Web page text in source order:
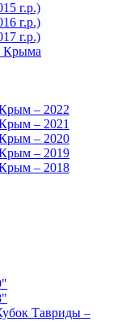
г.р.)
г.р.)
г.р.)
Крыма
– 2022
– 2021
– 2020
– 2019
– 2018
Тавриды –